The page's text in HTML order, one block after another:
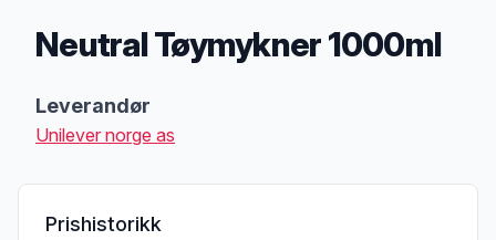
Neutral Tøymykner 1000ml
Leverandør
Unilever norge as
Prishistorikk